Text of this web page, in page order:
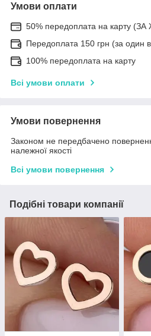
Умови оплати
50% передоплата на карту
Передоплата 150 грн (за один
100% передоплата на карту
Всі умови оплати
Умови повернення
Законом не передбачено
належної якості
Всі умови повернення
Подібні товари компанії